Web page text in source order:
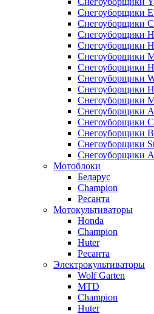
Снегоуборщики
Снегоуборщики
Снегоуборщики
Снегоуборщики
Снегоуборщики
Снегоуборщики
Снегоуборщики
Снегоуборщики
Снегоуборщики
Снегоуборщики
Снегоуборщики
Снегоуборщики
Снегоуборщики
Снегоуборщики
Мотоблоки
Беларус
Champion
Ресанта
Мотокультиваторы
Honda
Champion
Huter
Ресанта
Электрокультиваторы
Wolf Garten
MTD
Champion
Huter